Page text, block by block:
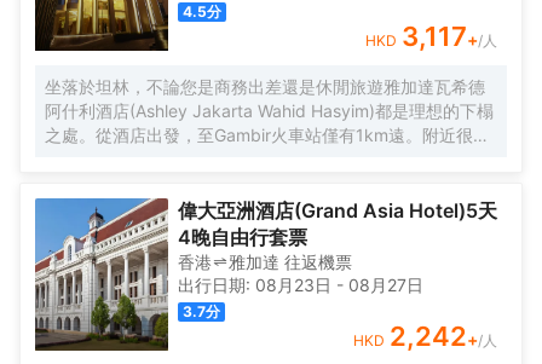
4.5分
HKD 3,117+/人
坐落於坦林，不論您是商務出差還是休閒旅遊雅加達瓦希德
阿什利酒店(Ashley Jakarta Wahid Hasyim)都是理想的下榻
之處。從酒店出發，至Gambir火車站僅有1km遠。附近很多
近還有很多景點包括天主教大教堂和雅加達大教堂。
在咖啡廳點上一杯消除一天的疲勞，對於旅客來說是一個不
錯的休閒選擇。酒店周邊的美食也等待着您的探索，Seribu
Rasa（東南亞菜）會供應一流的推薦美味沙爹串燒，Sana
Sini Restaurant（自助餐）和Waroeng Shanghai Blue
1920（東南亞菜）也會讓您大吃一驚，定會對兩家的蒸汽石
斑魚和清蒸多寶魚讚不絕口。
偉大亞洲酒店(Grand Asia Hotel)5天
4晚自由行套票
香港 雅加達 往返機票
出行日期: 08月23日 - 08月27日
3.7分
HKD 2,242+/人